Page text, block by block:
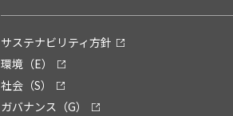
サステナビリティ方針
環境（E）
社会（S）
ガバナンス（G）